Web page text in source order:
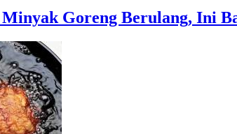
Minyak Goreng Berulang, Ini